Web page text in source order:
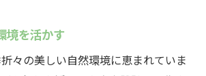
境を活かす
々の美しい自然環境に恵まれていま